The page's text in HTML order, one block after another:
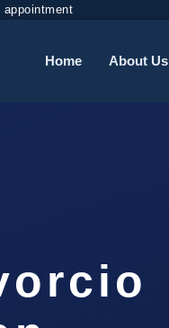
Home About Us